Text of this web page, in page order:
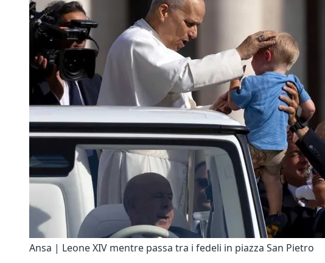
Ansa | Leone XIV mentre passa tra i fedeli in piazza San Pietro